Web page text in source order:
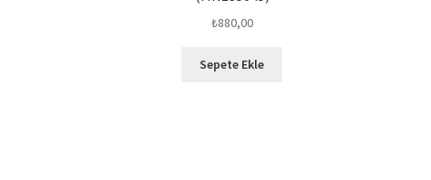
₺880,00
Sepete Ekle